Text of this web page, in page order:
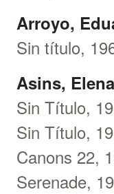
Arroyo,
Sin título,
Asins, Elena
Sin Título,
Sin Título,
Canons 22,
Serenade,